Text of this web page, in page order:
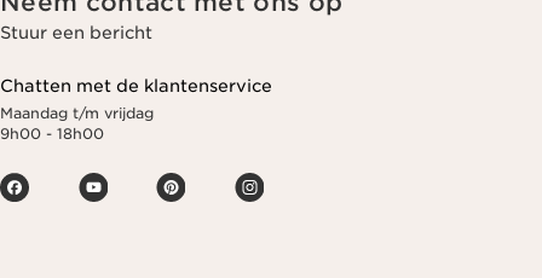
Stuur een bericht
Chatten met de klantenservice
Maandag t/m vrijdag
9h00 - 18h00